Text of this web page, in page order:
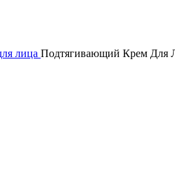
лица Подтягивающий Крем Для